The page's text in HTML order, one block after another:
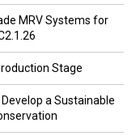
MRV Systems for
Stage
a Sustainable